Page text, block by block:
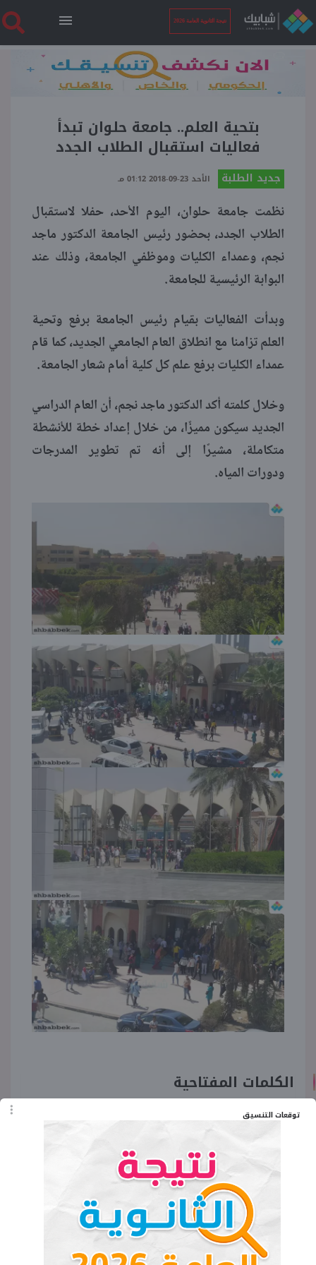
توقعات التنسيق
نتيجة الثانوية العامة 2026
الرئيسية
نتيجة الثانوية العامة 2026
فنجان قهوة
بوابة الطلبة
منوعات
بتحية العلم.. جامعة حلوان تبدأ
فعاليات استقبال الطلاب الجدد
جديد الطلبة الأحد 23-09-2018 01:12 مـ
نظمت جامعة حلوان، اليوم الأحد، حفلا لاستقبال
الطلاب الجدد، بحضور رئيس الجامعة الدكتور ماجد
نجم، وعمداء الكليات وموظفي الجامعة، وذلك عند
البوابة الرئيسية للجامعة.
وبدأت الفعاليات بقيام رئيس الجامعة برفع وتحية
العلم تزامنا مع انطلاق العام الجامعي الجديد، كما قام
عمداء الكليات برفع علم كل كلية أمام شعار الجامعة.
وخلال كلمته أكد الدكتور ماجد نجم، أن العام الدراسي
الجديد سيكون مميزًا، من خلال إعداد خطة للأنشطة
متكاملة، مشيرًا إلى أنه تم تطوير المدرجات
ودورات المياه.
الكلمات المفتاحية
اخبار الطلاب اخبار الجامعات
طلاب وجامعات اخبار جامعة حلوان
استقبال طلاب حلوان